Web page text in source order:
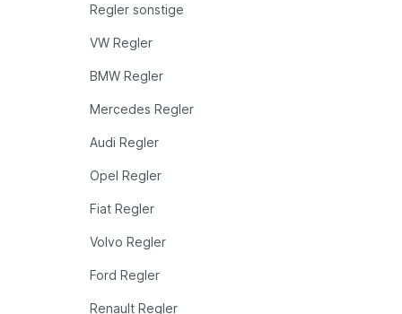
Regler sonstige
VW Regler
BMW Regler
Mercedes Regler
Audi Regler
Opel Regler
Fiat Regler
Volvo Regler
Ford Regler
Renault Regler